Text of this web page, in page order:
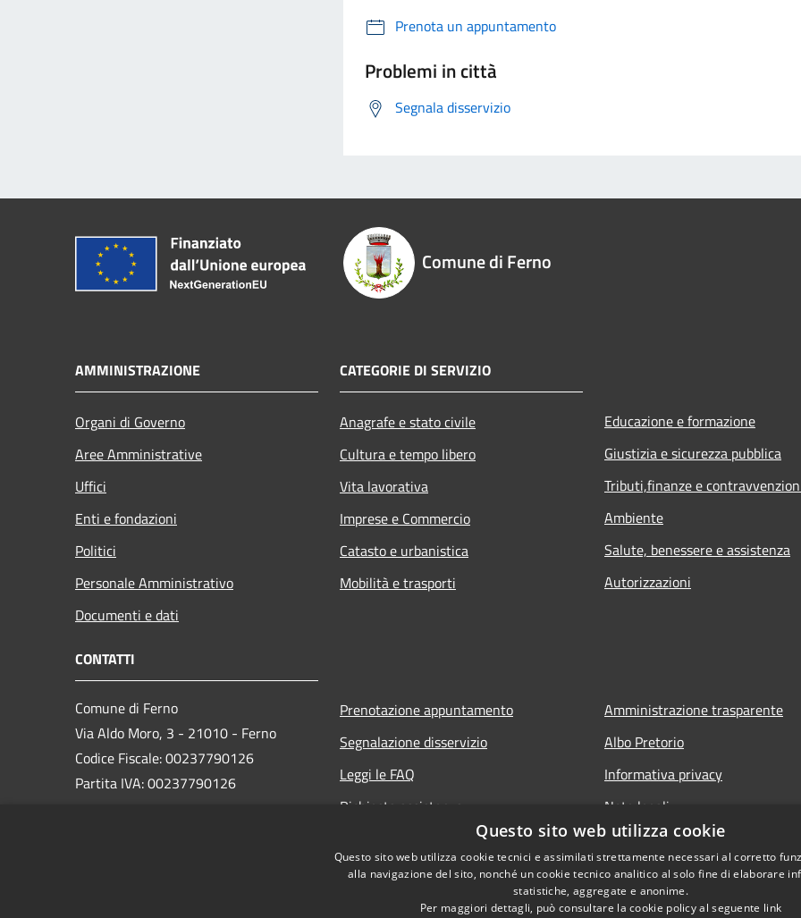
Prenota un appuntamento
Problemi in città
Segnala disservizio
Comune di Ferno
AMMINISTRAZIONE
Organi di Governo
Aree Amministrative
Uffici
Enti e fondazioni
Politici
Personale Amministrativo
Documenti e dati
CATEGORIE DI SERVIZIO
Anagrafe e stato civile
Cultura e tempo libero
Vita lavorativa
Imprese e Commercio
Catasto e urbanistica
Mobilità e trasporti
Educazione e formazione
Giustizia e sicurezza pubblica
Tributi,finanze e
Ambiente
Salute, benessere e assistenza
Autorizzazioni
CONTATTI
Comune di Ferno
Via Aldo Moro, 3 - 21010 - Ferno
Codice Fiscale: 00237790126
Partita IVA: 00237790126
Prenotazione appuntamento
Segnalazione disservizio
Leggi le FAQ
Richiesta assistenza
Amministrazione trasparente
Albo Pretorio
Informativa privacy
Note legali
Dichiarazione di accessibilità
Questo sito web utilizza cookie
Questo sito web utilizza cookie tecnici e assimilati strettamente necessari al corretto
alla navigazione del sito, nonché un cookie tecnico analitico al solo fine di elaborare
statistiche, aggregate e anonime.
Per maggiori dettagli, può consultare la cookie policy al seguente link